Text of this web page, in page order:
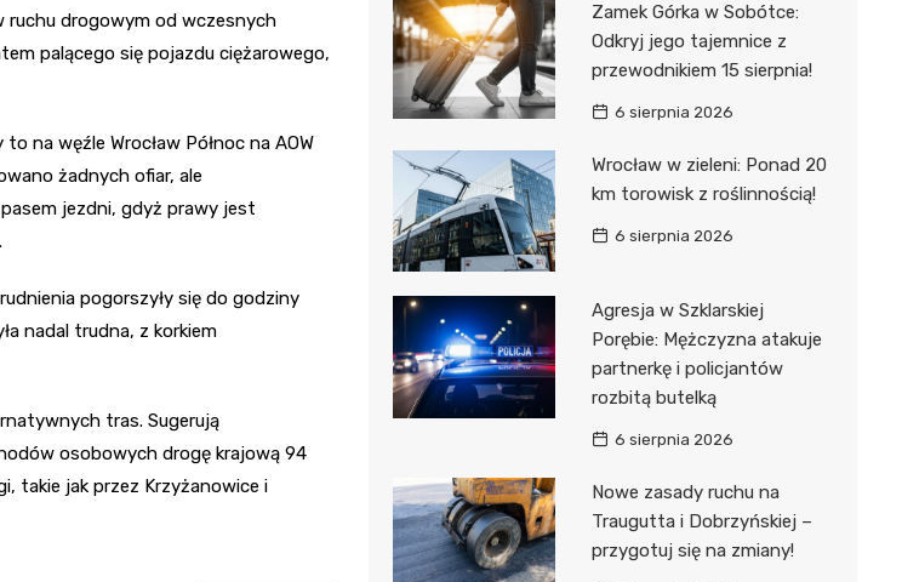
ruchu drogowym od wczesnych
palącego się pojazdu ciężarowego,
na węźle Wrocław Północ na AOW
żadnych ofiar, ale
jezdni, gdyż prawy jest
pogorszyły się do godziny
nadal trudna, z korkiem
tras. Sugerują
osobowych drogę krajową 94
takie jak przez Krzyżanowice i
Zamek Górka w Sobótce:
Odkryj jego tajemnice z
przewodnikiem 15 sierpnia!
6 sierpnia 2026
Wrocław w zieleni: Ponad 20
km torowisk z roślinnością!
6 sierpnia 2026
Agresja w Szklarskiej
Porębie: Mężczyzna atakuje
partnerkę i policjantów
rozbitą butelką
6 sierpnia 2026
Nowe zasady ruchu na
Traugutta i Dobrzyńskiej –
przygotuj się na zmiany!